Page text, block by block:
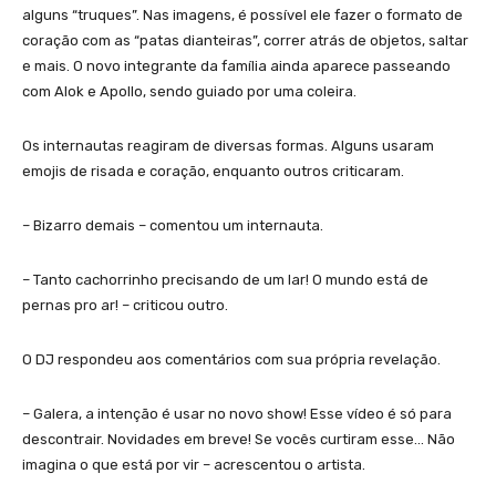
alguns “truques”. Nas imagens, é possível ele fazer o formato de
coração com as “patas dianteiras”, correr atrás de objetos, saltar
e mais. O novo integrante da família ainda aparece passeando
com Alok e Apollo, sendo guiado por uma coleira.
Os internautas reagiram de diversas formas. Alguns usaram
emojis de risada e coração, enquanto outros criticaram.
– Bizarro demais – comentou um internauta.
– Tanto cachorrinho precisando de um lar! O mundo está de
pernas pro ar! – criticou outro.
O DJ respondeu aos comentários com sua própria revelação.
– Galera, a intenção é usar no novo show! Esse vídeo é só para
descontrair. Novidades em breve! Se vocês curtiram esse… Não
imagina o que está por vir – acrescentou o artista.